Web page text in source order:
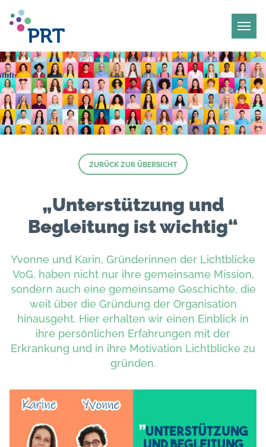
ZURÜCK ZUR ÜBERSICHT
„Unterstützung und
Begleitung ist wichtig“
Yvonne und Karin, Gründerinnen der Lichtblicke
VoG, haben nicht nur ihre gemeinsame Mission,
sondern auch eine gemeinsame Geschichte, die
weit über die Gründung der Organisation
hinausgeht. Hier erhalten wir einen Einblick in
ihre persönlichen Erfahrungen mit der
Erkrankung und in ihre Motivation Lichtblicke zu
gründen.